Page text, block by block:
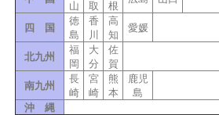
山
取
根
四 国
徳
島
香
川
高
知
愛媛
北九州
福
岡
大
分
佐
賀
南九州
長
崎
宮
崎
熊
本
鹿児
島
沖 縄